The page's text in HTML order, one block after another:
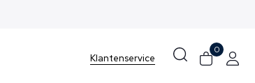
Klantenservice
0